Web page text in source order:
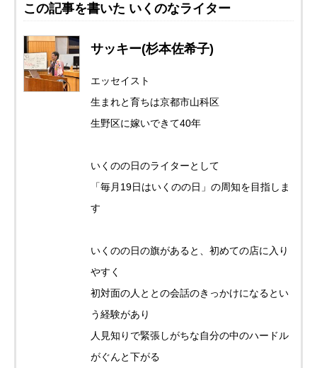
この記事を書いた いくのなライター
サッキー(杉本佐希子)
エッセイスト
生まれと育ちは京都市山科区
生野区に嫁いできて40年
いくのの日のライターとして
「毎月19日はいくのの日」の周知を目指しま
す
いくのの日の旗があると、初めての店に入り
やすく
初対面の人ととの会話のきっかけになるとい
う経験があり
人見知りで緊張しがちな自分の中のハードル
がぐんと下がる